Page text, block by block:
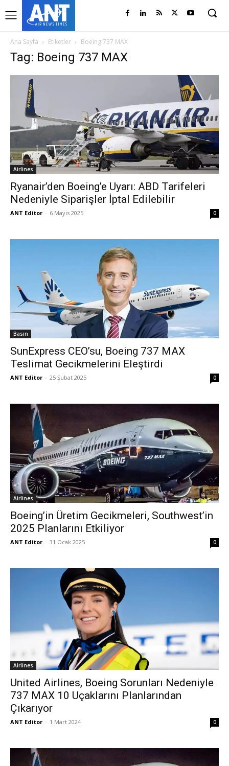
Ana Sayfa Etiketler Boeing 737 MAX
Tag: Boeing 737 MAX
Airlines
Ryanair’den Boeing’e Uyarı: ABD Tarifeleri
Nedeniyle Siparişler İptal Edilebilir
ANT Editor - 6 Mayıs 2025 0
Basın
SunExpress CEO’su, Boeing 737 MAX
Teslimat Gecikmelerini Eleştirdi
ANT Editor - 25 Şubat 2025 0
Airlines
Boeing’in Üretim Gecikmeleri, Southwest’in
2025 Planlarını Etkiliyor
ANT Editor - 31 Ocak 2025 0
Airlines
United Airlines, Boeing Sorunları Nedeniyle
737 MAX 10 Uçaklarını Planlarından
Çıkarıyor
ANT Editor - 1 Mart 2024 0